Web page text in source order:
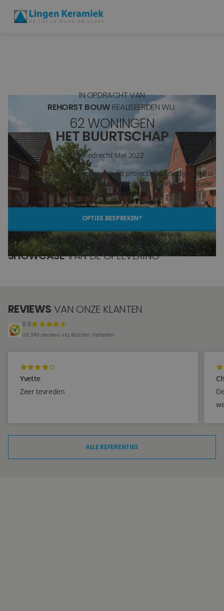
SHOWROOM BEZOEKEN
Stijlstudio's
Projecten
Blog
Tegelviewer
Reviews
IN OPDRACHT VAN
REHORST BOUWREALISEERDEN WIJ:
62 WONINGEN
HET BUURTSCHAP
Sliedrecht Mei 2022
Bent u een (aspirant) koper van dit project? Dan nodigen we u
van harte uit in een van onze showrooms in Leiden of Capelle
aan den IJssel.
OPTIES BESPREKEN?
SHOWCASEVAN DE OPLEVERING
REVIEWS VAN ONZE KLANTEN
8.6
Uit 249 reviews via Klanten Vertellen
Yvette
Zeer tevreden
ALLE REFERENTIES